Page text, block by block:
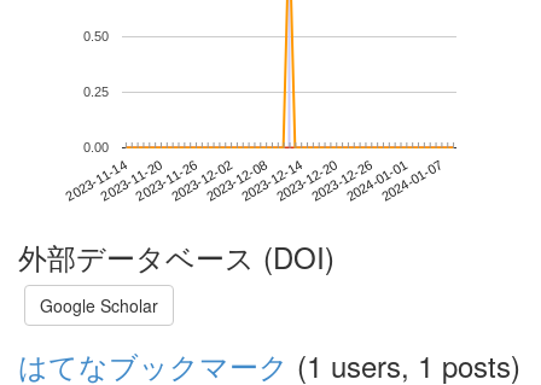
2023-11-142023-11-202023-11-262023-12-022023-12-082023-12-142023-12-202023-12-262024-01-012024-01-07
0.00
0.25
0.50
外部データベース (DOI)
Google Scholar
はてなブックマーク (1 users, 1 posts)